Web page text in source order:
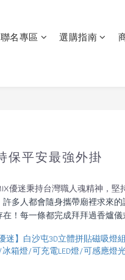
聯名專區 選購指南
保平安最強外掛
優迷秉持台灣職人魂精神，
許多人都會隨身攜帶廟裡求來
！每一條都完成拜拜過香爐